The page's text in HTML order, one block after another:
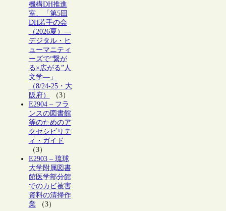
機構DH推進
室、「第5回
DH若手の会
（2026夏）―
デジタル・ヒ
ューマニティ
ーズで“繋が
る×広がる”人
文学―」
（8/24-25・大
阪府）
（3）
E2904 – フラ
ンスの図書館
等のためのア
クセシビリテ
ィ・ガイド
（3）
E2903 – 琉球
大学附属図書
館医学部分館
でのカビ被害
資料の清掃作
業（3）